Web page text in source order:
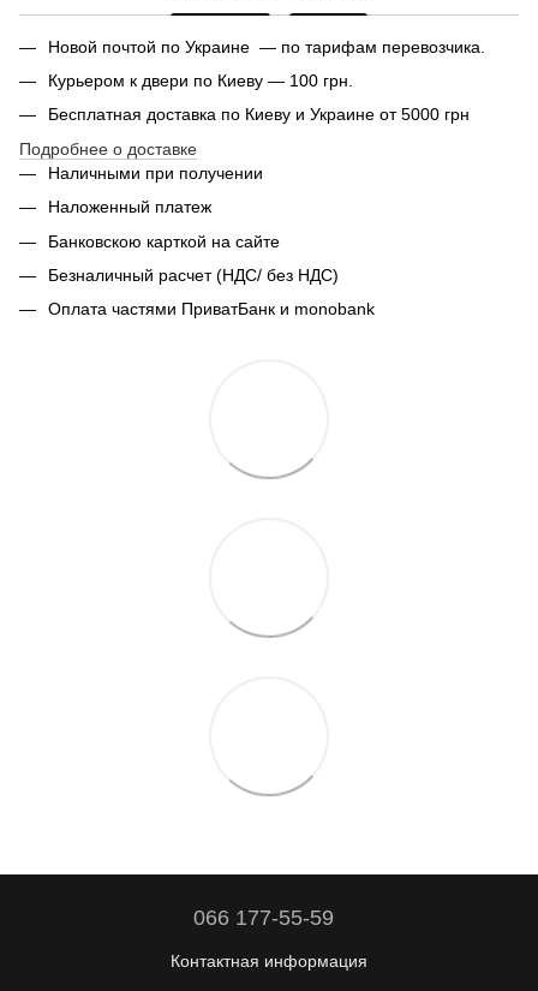
Новой почтой по Украине — по тарифам перевозчика.
Курьером к двери по Киеву — 100 грн.
Бесплатная доставка по Киеву и Украине от 5000 грн
Подробнее о доставке
Наличными при получении
Наложенный платеж
Банковскою карткой на сайте
Безналичный расчет (НДС/ без НДС)
Оплата частями ПриватБанк и monobank
066 177-55-59
Контактная информация